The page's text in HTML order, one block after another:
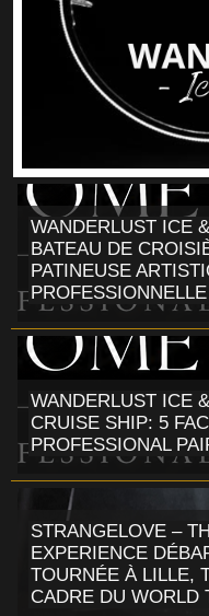
WANDERLUST ICE
BATEAU DE
PATINEUSE
WANDERLUST ICE
CRUISE SHIP: 5
PROFESSIONAL
STRANGELOVE –
EXPERIENCE
TOURNÉE À LILLE,
CADRE DU WORLD